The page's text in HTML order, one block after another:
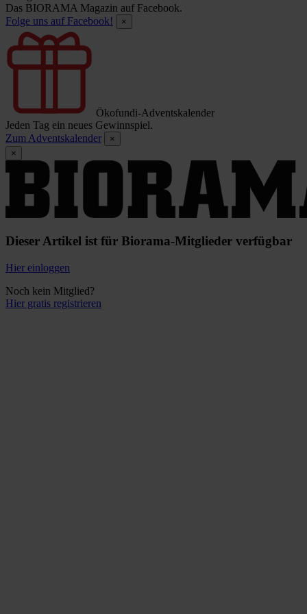
Das BIORAMA Magazin auf Facebook.
Folge uns auf Facebook!
×
Ökofundi-Adventskalender
Jeden Tag ein neues Gewinnspiel.
Zum Adventskalender
×
×
Dieser Artikel ist für Biorama-Mitglieder verfügbar
Hier einloggen
Noch kein Mitglied?
Hier gratis registrieren